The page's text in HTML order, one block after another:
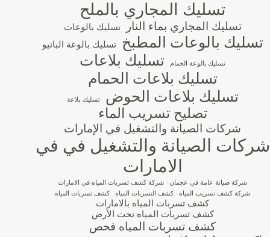
تسليك المجاري بالملح
تسليك المجاري بماء النار تسليك بالوعات
تسليك بالوعات المطبخ تسليك بالوعة البانيو
تسليك بالوعة الحمام
تسليك بلاعات
تسليك بلاعات الحمام
تسليك بلاعات الحوض
تسليك بلاعة
تصليح تسريب الماء
شركات الصيانة والتشغيل في الإمارات
شركات الصيانة والتشغيل في في
الامارات
شركة صيانة عامة في عجمان
شركة كشف تسربات المياه في الامارات
شركة كشف تسريب المياه
كشف التسربات المياه كشف تسربات المياه
كشف تسربات المياه بالامارات
كشف تسربات المياه تحت الأرض
كشف تسربات المياه فحص